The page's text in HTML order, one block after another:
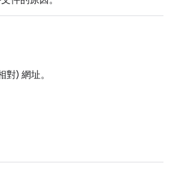
) 網址。